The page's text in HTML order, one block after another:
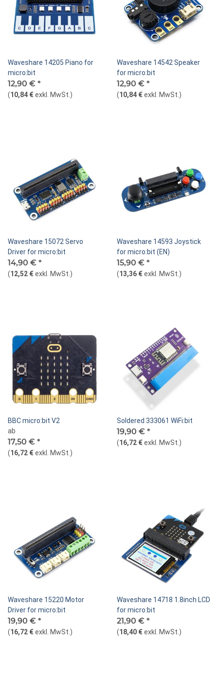
Waveshare 14205 Piano for
micro:bit
12,90 € *
(10,84 €exkl. MwSt. )
Waveshare 14542 Speaker
for micro:bit
12,90 € *
(10,84 €exkl. MwSt. )
Waveshare 15072 Servo
Driver for micro:bit
14,90 € *
(12,52 €exkl. MwSt. )
Waveshare 14593 Joystick
for micro:bit (EN)
15,90 € *
(13,36 €exkl. MwSt. )
BBC micro:bit V2
ab
17,50 € *
(16,72 €exkl. MwSt. )
Soldered 333061 WiFi:bit
19,90 € *
(16,72 €exkl. MwSt. )
Waveshare 15220 Motor
Driver for micro:bit
19,90 € *
(16,72 €exkl. MwSt. )
Waveshare 14718 1.8inch LCD
for micro:bit
21,90 € *
(18,40 €exkl. MwSt. )